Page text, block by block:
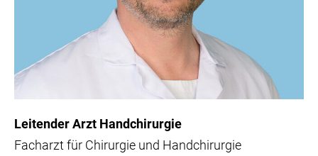
Leitender Arzt Handchirurgie
Facharzt für Chirurgie und Handchirurgie